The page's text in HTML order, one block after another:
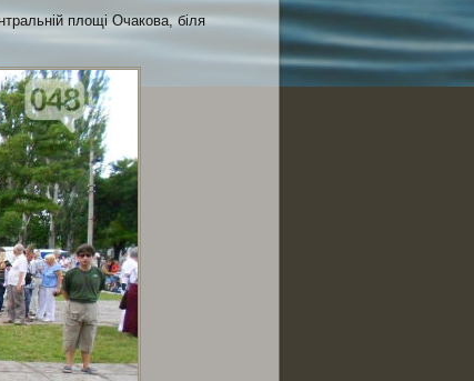
площі Очакова, біля